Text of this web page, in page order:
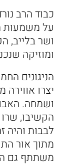
כבוד הרב
על משמעות
ושר בלייב,
ומוזיקה
הניגונים
יצרו
ושמחה.
הקשיבו,
לבבות והיה
מתוך אור
משתתף גם